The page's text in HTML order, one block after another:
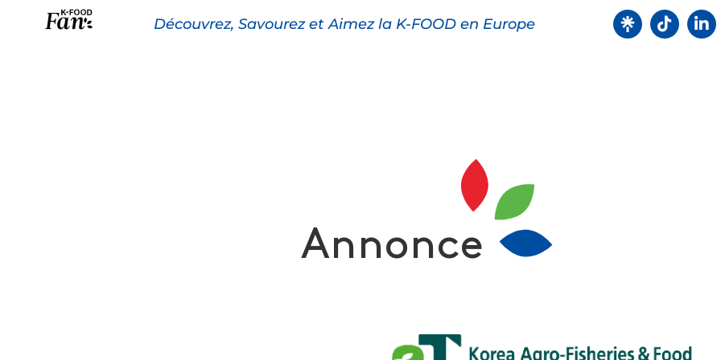
Découvrez, Savourez et Aimez la K-FOOD en Europe
Annonce